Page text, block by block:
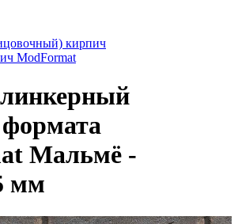
кирпич
ModFormat
Мальмё -
мм